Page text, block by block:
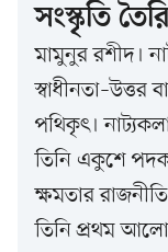
সংস্কৃতি
মামুনুর রশীদ।
পথিকৃৎ।
তিনি একুশে পদক
ক্ষমতার
তিনি প্রথম